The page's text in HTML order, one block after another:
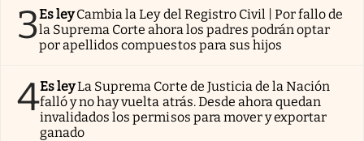
3Es ley Cambia la Ley del Registro Civil | Por fallo de
la Suprema Corte ahora los padres podrán optar
por apellidos compuestos para sus hijos
4Es leyLa Suprema Corte de Justicia de la Nación
falló y no hay vuelta atrás. Desde ahora quedan
invalidados los permisos para mover y exportar
ganado